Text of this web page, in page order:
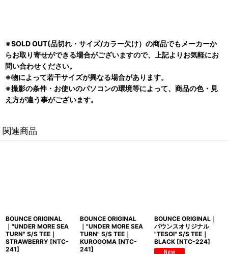
※SOLD OUT(品切れ・サイズ/カラー欠け）の商品でもメーカーか
らお取り寄せができる場合がございますので、上記よりお気軽にお
問い合わせください。
※物によって若干サイズが異なる場合があります。
※撮影の条件・お使いのパソコンの環境等によって、商品の色・見
え方が違う事がございます。
関連商品
BOUNCE ORIGINAL
｜"UNDER MORE SEA
TURN" S/S TEE｜
STRAWBERRY [NTC-
241]
BOUNCE ORIGINAL
｜"UNDER MORE SEA
TURN" S/S TEE｜
KUROGOMA [NTC-
241]
BOUNCE ORIGINAL｜
バウンスオリジナル
"TESOI" S/S TEE｜
BLACK [NTC-224]